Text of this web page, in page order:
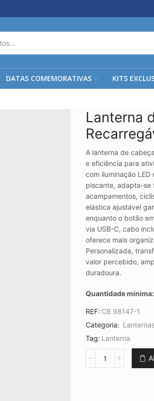
DE
PESQUISA
DATAS COMEMORATIVAS KITS
Lanterna
A lanterna de
e eficiência para
com iluminação
piscante, adapta-se
acampamentos,
elástica ajustável
enquanto o botão
via USB-C, cabo
oferece mais
Personalizada,
valor percebido,
duradoura.
Quantidade mínima:
REF: CB 98147-1
Categoria:
Tag: Lanterna